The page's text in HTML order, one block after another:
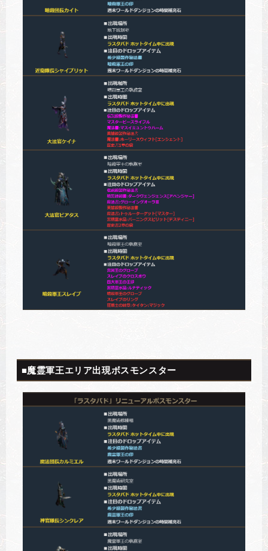
■魔霊軍王エリア出現ボスモンスター